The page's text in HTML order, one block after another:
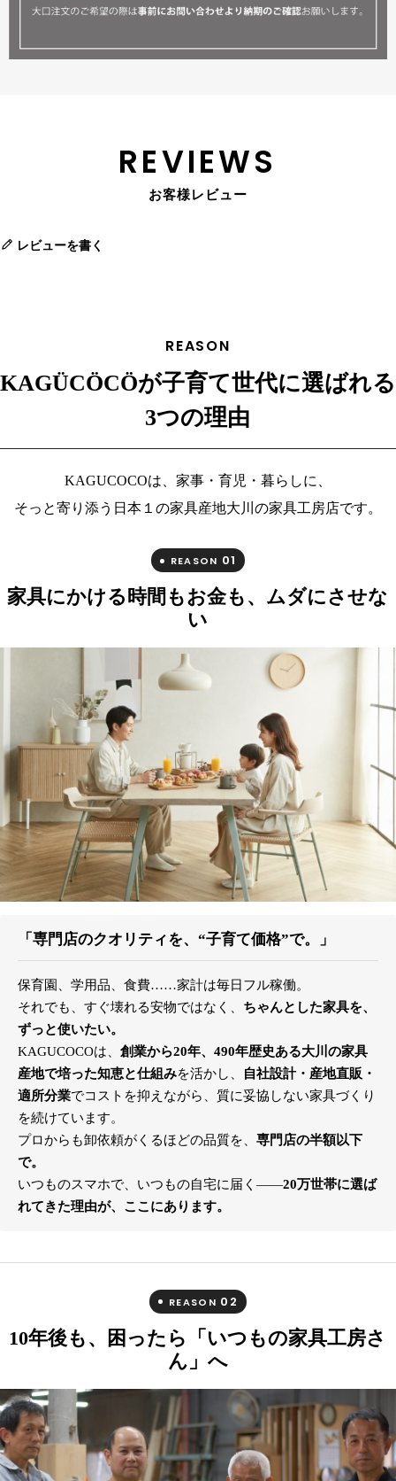
REVIEWS
お客様レビュー
レビューを書く
REASON
KAGÜCÖCÖが子育て世代に選ばれる
3つの理由
KAGUCOCOは、家事・育児・暮らしに、
そっと寄り添う日本１の家具産地大川の家具工房店です。
REASON 01
家具にかける時間もお金も、ムダにさせな
い
「専門店のクオリティを、“子育て価格”で。」
保育園、学用品、食費……家計は毎日フル稼働。
それでも、すぐ壊れる安物ではなく、 ちゃんとした家具を、
ずっと使いたい。
KAGUCOCOは、 創業から20年、490年歴史ある大川の家具
産地で培った知恵と仕組みを活かし、
自社設計・産地直販・
適所分業でコストを抑えながら、質に妥協しない家具づくり
を続けています。
プロからも卸依頼がくるほどの品質を、 専門店の半額以下
で。
いつものスマホで、いつもの自宅に届く――20万世帯に選ば
れてきた理由が、ここにあります。
REASON 02
10年後も、困ったら「いつもの家具工房さ
ん」へ